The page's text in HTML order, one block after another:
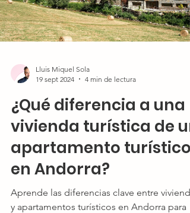
Lluis Miquel Sola
19 sept 2024
4 min de lectura
¿Qué diferencia a una
vivienda turística de un
apartamento turístico
en Andorra?
Aprende las diferencias clave entre
y apartamentos turísticos en Andorra para